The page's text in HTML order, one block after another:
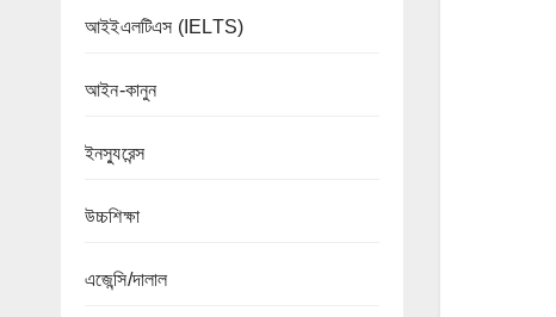
আইইএলটিএস (IELTS)
আইন-কানুন
ইনস্যুরেন্স
উচ্চশিক্ষা
এজেন্সি/দালাল